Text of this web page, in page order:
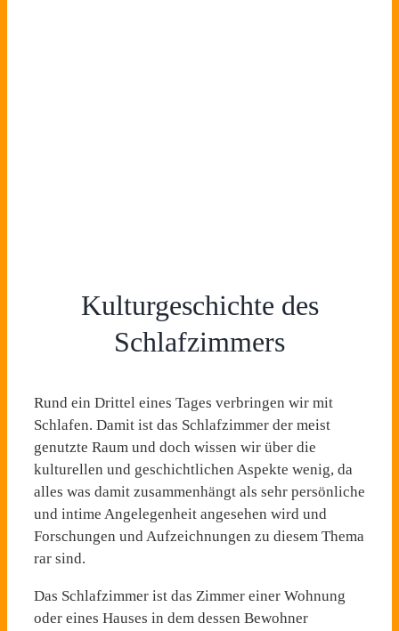
Kulturgeschichte des
Schlafzimmers
Rund ein Drittel eines Tages verbringen wir mit
Schlafen. Damit ist das Schlafzimmer der meist
genutzte Raum und doch wissen wir über die
kulturellen und geschichtlichen Aspekte wenig, da
alles was damit zusammenhängt als sehr persönliche
und intime Angelegenheit angesehen wird und
Forschungen und Aufzeichnungen zu diesem Thema
rar sind.
Das Schlafzimmer ist das Zimmer einer Wohnung
oder eines Hauses in dem dessen Bewohner